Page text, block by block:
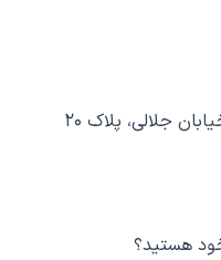
جلالی، پلاک ۲۰
خود هستید؟